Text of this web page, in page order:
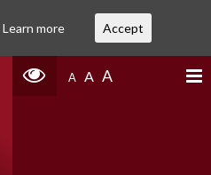
A A A
Learn more Accept